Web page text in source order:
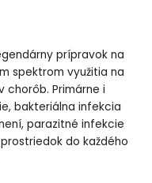
prípravok na
spektrom využitia na
chorôb. Primárne i
bakteriálna infekcia
parazitné infekcie
do každého